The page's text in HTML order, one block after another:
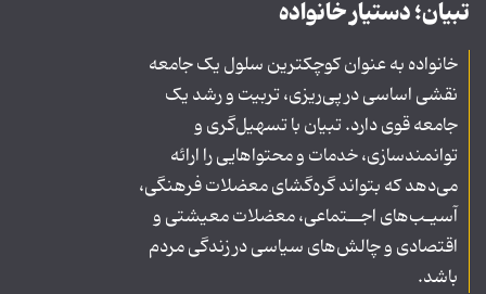
تبیان؛ دستیار خانواده
خانواده به عنوان کوچکترین سلول یک جامعه
نقشی اساسی در پی‌ریزی، تربیت و رشد یک
جامعه قوی دارد. تبیان با تسهیل‌گری و
توانمندسازی، خدمات و محتواهایی را ارائه
می‌دهد که بتواند گره‌گشای معضلات فرهنگی،
آسیـب‌های اجــتماعی، معضلات معیشتی و
اقتصادی و چالش‌های سیاسی در زندگی مردم
باشد.